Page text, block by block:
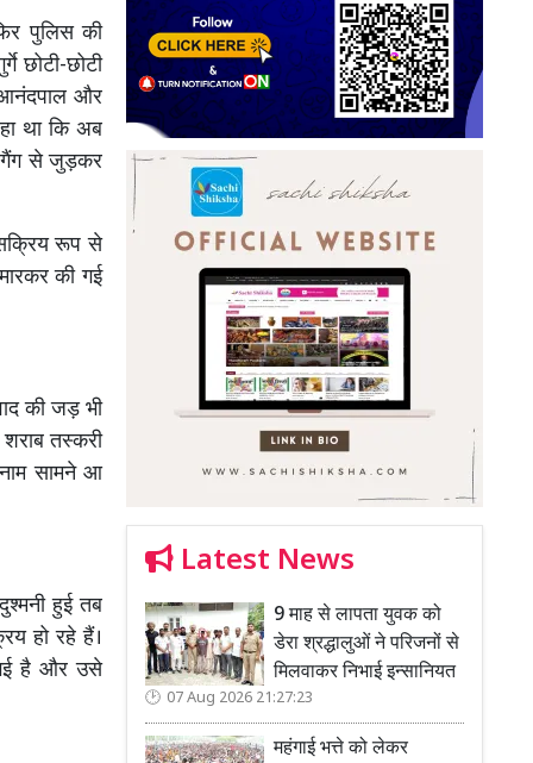
पुलिस की
छोटी
आनंदपाल और
था कि अब
गैंग से जुड़कर
रूप से
की गई
की जड़ भी
तस्करी
नाम सामने आ
हुई तब
हो रहे हैं।
गई है और उसे
Latest News
9 माह से लापता युवक को
डेरा श्रद्धालुओं ने परिजनों से
मिलवाकर निभाई इन्सानियत
07 Aug 2026 21:27:23
महंगाई भत्ते को लेकर